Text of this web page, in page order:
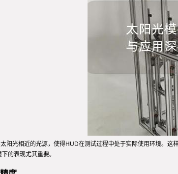
阳光相近的光源，使得HUD在测试过程中处于实际使用环境。
的表现尤其重要。